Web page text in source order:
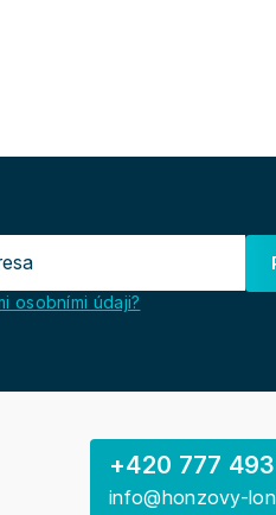
osobními údaji?
+420 777 493
info@honzovy-